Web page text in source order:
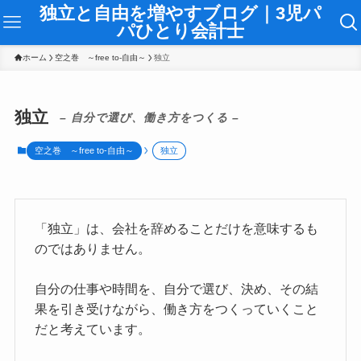
独立と自由を増やすブログ｜3児パ
パひとり会計士
ホーム 空之巻 ～free to-自由～ 独立
独立 – 自分で選び、働き方をつくる –
空之巻 ～free to-自由～ 独立
「独立」は、会社を辞めることだけを意味するも
のではありません。
自分の仕事や時間を、自分で選び、決め、その結
果を引き受けながら、働き方をつくっていくこと
だと考えています。